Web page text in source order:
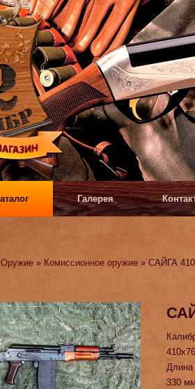
Галерея
Оружие » Комиссионное оружие » САЙГА
410х76
330